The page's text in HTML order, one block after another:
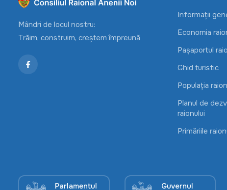
Mândri de locul nostru:
Trăim, construim, creștem împreună
Informații
Economia
Pașaportul
Ghid turistic
Populația
Planul de
raionului
Primăriile
Parlamentul Guvernul